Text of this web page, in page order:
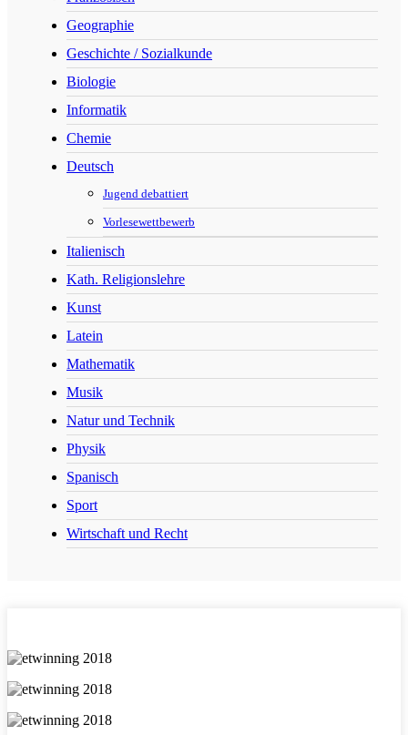
Geographie
Geschichte / Sozialkunde
Biologie
Informatik
Chemie
Deutsch
Jugend debattiert
Vorlesewettbewerb
Italienisch
Kath. Religionslehre
Kunst
Latein
Mathematik
Musik
Natur und Technik
Physik
Spanisch
Sport
Wirtschaft und Recht